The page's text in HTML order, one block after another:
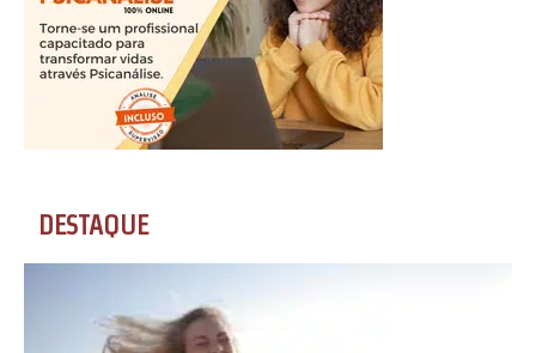
DESTAQUE